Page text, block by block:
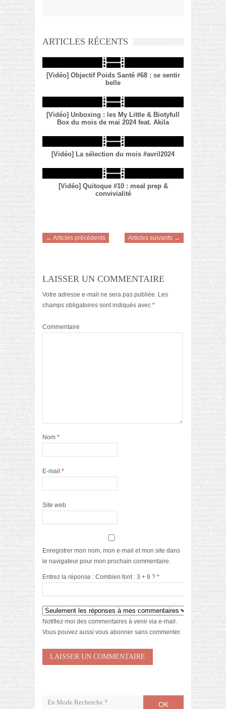
ARTICLES RÉCENTS
[Vidéo] Objectif Poids Santé #68 : se sentir
belle
[Vidéo] Unboxing : les My Little & Biotyfull
Box du mois de mai 2024 feat. Akila
[Vidéo] La sélection du mois #avril2024
[Vidéo] Quitoque #10 : meal prep &
convivialité
← Articles précédents Articles suivants →
LAISSER UN COMMENTAIRE
Votre adresse e-mail ne sera pas publiée. Les
champs obligatoires sont indiqués avec *
Commentaire
Nom *
E-mail *
Site web
Enregistrer mon nom, mon e-mail et mon site dans
le navigateur pour mon prochain commentaire.
Entrez la réponse : Combien font : 3 + 9 ? *
Notifiez-moi des commentaires à venir via e-mail.
Vous pouvez aussi vous abonner sans commenter.
OK